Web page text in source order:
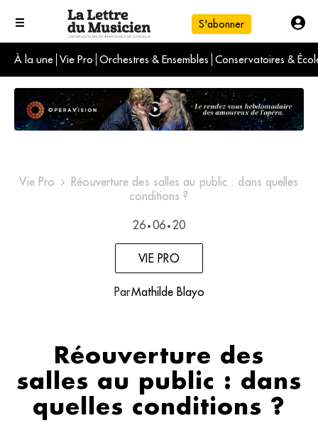
S'abonner
À la une Vie Pro Orchestres & Ensembles Conservatoires &
L'info du jour
Le numéro du mois
International
Vie Pro
Réouverture des salles au public : dans quelles
conditions ?
26 • 06 • 20
VIE PRO
ParMathilde Blayo
Réouverture des
salles au public : dans
quelles conditions ?